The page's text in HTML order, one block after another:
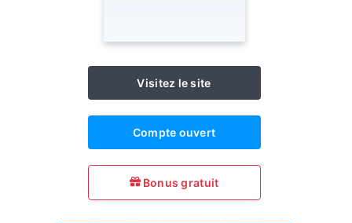
Visitez le site
Compte ouvert
Bonus gratuit